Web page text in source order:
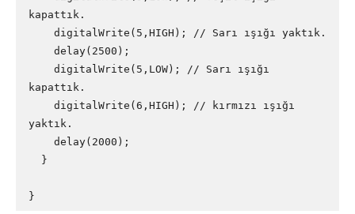
kapattık.
kapattık.
yaktık.